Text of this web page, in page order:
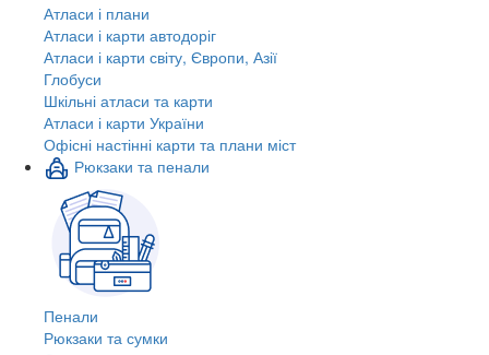
Атласи і плани
Атласи і карти автодоріг
Атласи і карти світу, Європи, Азії
Глобуси
Шкільні атласи та карти
Атласи і карти України
Офісні настінні карти та плани міст
Рюкзаки та пенали
Пенали
Рюкзаки та сумки